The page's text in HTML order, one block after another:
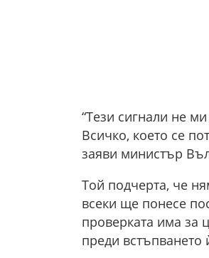
“Тези сигнали не
Всичко, което се
заяви министър
Той подчерта, че
всеки ще понесе
проверката има за
преди встъпването